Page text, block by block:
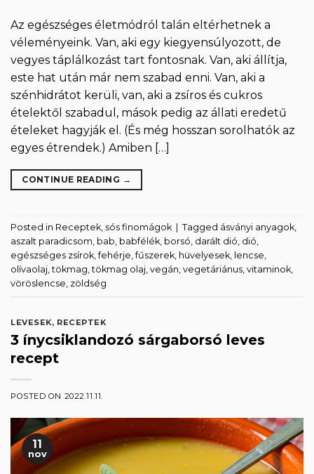
Az egészséges életmódról talán eltérhetnek a
véleményeink. Van, aki egy kiegyensúlyozott, de
vegyes táplálkozást tart fontosnak. Van, aki állítja,
este hat után már nem szabad enni. Van, aki a
szénhidrátot kerüli, van, aki a zsíros és cukros
ételektől szabadul, mások pedig az állati eredetű
ételeket hagyják el. (És még hosszan sorolhatók az
egyes étrendek.) Amiben […]
CONTINUE READING →
Posted in Receptek, sós finomágok Tagged ásványi anyagok,
aszalt paradicsom, bab, babfélék, borsó, darált dió, dió,
egészséges zsírok,fehérje,fűszerek, hüvelyesek, lencse,
olívaolaj,tökmag,tökmag olaj, vegán, vegetáriánus, vitaminok,
vöröslencse, zöldség
LEVESEK, RECEPTEK
3 ínycsiklandozó sárgaborsó leves
recept
POSTED ON 2022.11.11.
11
nov